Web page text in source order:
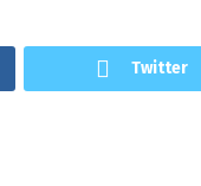
Twitter